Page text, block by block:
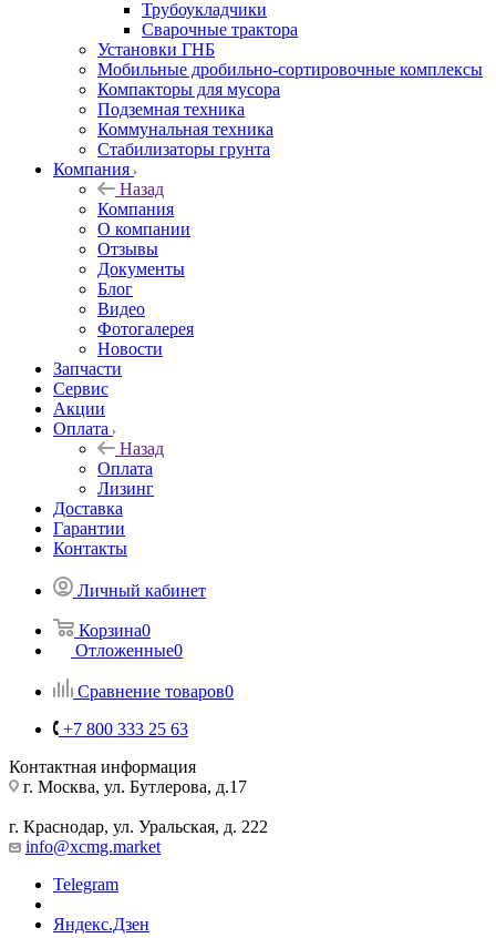
Трубоукладчики
Сварочные трактора
Установки ГНБ
Мобильные дробильно-сортировочные комплексы
Компакторы для мусора
Подземная техника
Коммунальная техника
Стабилизаторы грунта
Компания
Назад
Компания
О компании
Отзывы
Документы
Блог
Видео
Фотогалерея
Новости
Запчасти
Сервис
Акции
Оплата
Назад
Оплата
Лизинг
Доставка
Гарантии
Контакты
Личный кабинет
Корзина0
Отложенные0
Сравнение товаров0
+7 800 333 25 63
Контактная информация
г. Москва, ул. Бутлерова, д.17
г. Краснодар, ул. Уральская, д. 222
info@xcmg.market
Telegram
Яндекс.Дзен